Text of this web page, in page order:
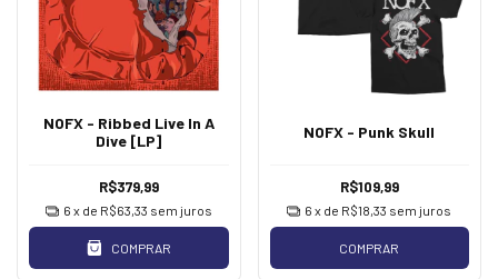
NOFX - Ribbed Live In A
Dive [LP]
R$379,99
6 x de R$63,33 sem juros
COMPRAR
NOFX - Punk Skull
R$109,99
6 x de R$18,33 sem juros
COMPRAR